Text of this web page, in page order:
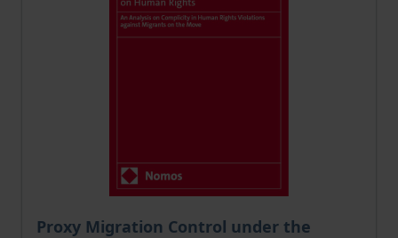
Proxy Migration Control under the
The price depends on the options chosen on the